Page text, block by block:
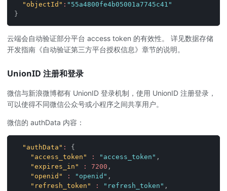
"objectId" : "55a4800fe4b05001a7745c41"
}
云端会自动验证部分平台 access token 的有效性。 详见数据存储
开发指南《自动验证第三方平台授权信息》章节的说明。
UnionID 注册和登录
微信与新浪微博都有 UnionID 登录机制，使用 UnionID 注册登录，
可以使得不同微信公众号或小程序之间共享用户。
微信的 authData 内容：
"authData" :
{
"access_token"
: "access_token" ,
"expires_in"
: 7200 ,
"openid"
: "openid" ,
"refresh_token"
: "refresh_token" ,